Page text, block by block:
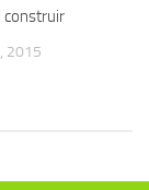
construir
2015